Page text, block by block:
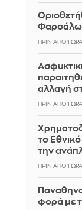
ΠΡΙΝ ΑΠΌ 1 ΏΡΑ
αλλαγή
ΠΡΙΝ ΑΠΌ 1 ΏΡΑ
το
την
ΠΡΙΝ ΑΠΌ 1 ΏΡΑ
φορά με